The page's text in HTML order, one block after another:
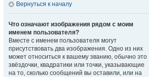
Вернуться к началу
Что означают изображения рядом с моим
именем пользователя?
Вместе с именем пользователя могут
присутствовать два изображения. Одно из них
может относиться к вашему званию, обычно это
звёздочки, квадратики или точки, указывающие
на то, сколько сообщений вы оставили, или на